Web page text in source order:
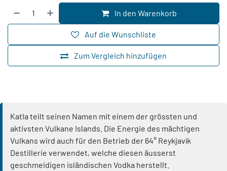
In den Warenkorb
Zum Vergleich hinzufügen
Auf die Wunschliste
Katla teilt seinen Namen mit einem der grössten und
aktivsten Vulkane Islands. Die Energie des mächtigen
Vulkans wird auch für den Betrieb der 64° Reykjavík
Destillerie verwendet, welche diesen äusserst
geschmeidigen isländischen Vodka herstellt.